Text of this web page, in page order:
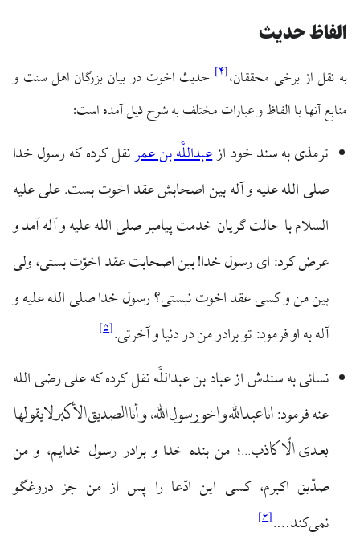
الفاظ حدیث
به نقل از برخی محققان،[۴] حدیث اخوت در بیان بزرگان اهل سنت و
منابع آنها با الفاظ و عبارات مختلف به شرح ذیل آمده است:
ترمذی به سند خود ازعبداللَّه بن عمرنقل کرده که رسول خدا
صلی الله علیه و آله بین اصحابش عقد اخوت بست. علی علیه
السلام با حالت گریان خدمت پیامبر صلی الله علیه و آله آمد و
عرض کرد: ای رسول خدا! بین اصحابت عقد اخوّت بستی، ولی
بین من و کسی عقد اخوت نبستی؟ رسول خدا صلی الله علیه و
آله به او فرمود: تو برادر من در دنیا و آخرتی.[۵]
نسائی به سندش از عباد بن عبداللَّه نقل کرده که علی رضی الله
عنه فرمود:انا عبداللَّه و اخو رسول اللَّه، و أنا الصدیق الأکبر لا یقولها
بعدی الّا کاذب…؛ من بنده خدا و برادر رسول خدایم، و من
صدّیق اکبرم، کسی این ادّعا را پس از من جز دروغگو
نمی‌کند….[۶]